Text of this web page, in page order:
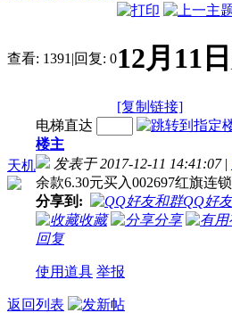
查看: 1391 |回复: 012月11
[复制链接]
天机
电梯直达
楼主
发表于 2017-12-11 14:41:07 |
余款6.30元买入002697红旗连锁
分享到:
QQ好
收藏
分享
回复
使用道具 举报
返回列表